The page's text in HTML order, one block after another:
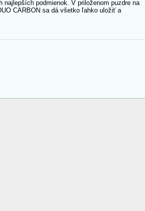
najlepších podmienok. V priloženom puzdre na
CARBON sa dá všetko ľahko uložiť a